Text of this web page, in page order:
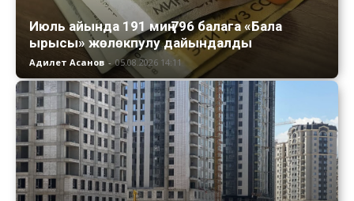
Июль айында 191 миң 796 балага «Бала
ырысы» жөлөкпулу дайындалды
Адилет Асанов - 05.08.2026 14:11